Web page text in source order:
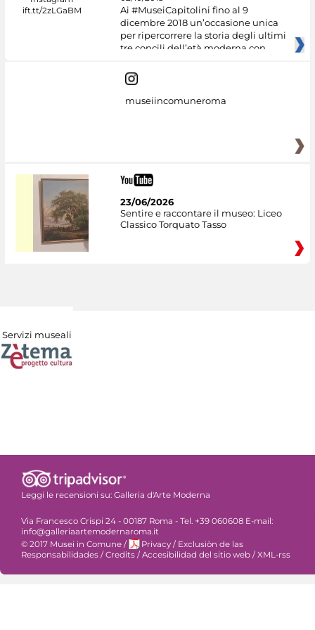
Ai #MuseiCapitolini fino al 9
dicembre 2018 un’occasione unica
per ripercorrere la storia degli ultimi
tre concili dell’età moderna con
museiincomuneroma
23/06/2026
Sentire e raccontare il museo: Liceo
Classico Torquato Tasso
Servizi museali
Leggi le recensioni su: Galleria d'Arte Moderna
Via Francesco Crispi 24 - 00187 Roma - Tel. +39 060608 E-mail:
info@galleriaartemodernaroma.it
© 2017 Musei in Comune / Privacy / Exclusiòn de las
Responsabilidades / Credits / Accesibilidad del sitio web / XML-rss